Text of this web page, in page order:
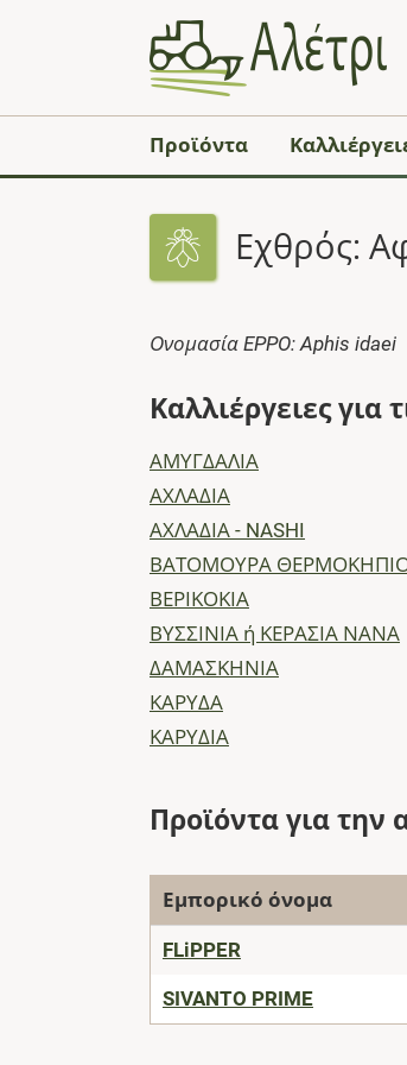
Προϊόντα
Εχθρός:
Ονομασία EPPO: Aphis idaei
Καλλιέργειες για
ΑΜΥΓΔΑΛΙΑ
ΑΧΛΑΔΙΑ
ΑΧΛΑΔΙΑ - NASHI
ΒΑΤΟΜΟΥΡΑ
ΒΕΡΙΚΟΚΙΑ
ΒΥΣΣΙΝΙΑ ή ΚΕΡΑΣΙΑ ΝΑΝΑ
ΔΑΜΑΣΚΗΝΙΑ
ΚΑΡΥΔΑ
ΚΑΡΥΔΙΑ
Προϊόντα για την
Εμπορικό όνομα
FLiPPER
SIVANTO PRIME